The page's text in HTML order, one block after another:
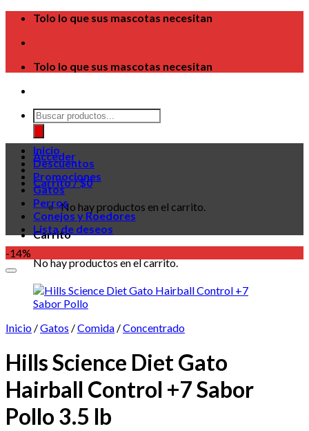
Skip
content
Tolo lo que sus mascotas necesitan
Tolo lo que sus mascotas necesitan
Búsqueda
de
productos
Acceder
Carrito /$0
No hay productos en el carrito.
Carrito
No hay productos en el carrito.
Inicio
Descuentos
Promociones
Gatos
Perros
Conejos y Roedores
Lista de deseos
-14%
Inicio /Gatos /Comida /Concentrado
Hills Science Diet Gato
Hairball Control +7 Sabor
Pollo 3.5 lb